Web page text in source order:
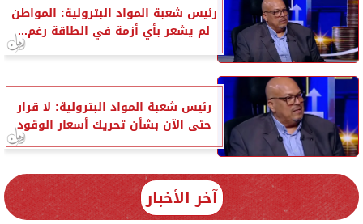
رئيس شعبة المواد البترولية: المواطن
لم يشعر بأي أزمة في الطاقة رغم...
رئيس شعبة المواد البترولية: لا قرار
حتى الآن بشأن تحريك أسعار الوقود
آخر الأخبار